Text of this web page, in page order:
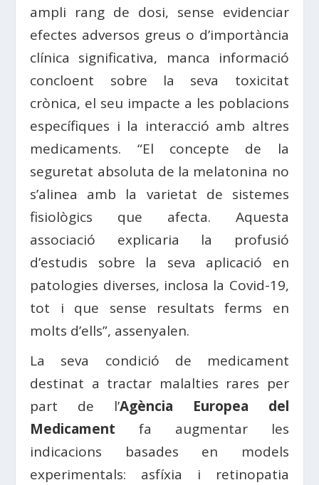
ampli rang de dosi, sense evidenciar
efectes adversos greus o d’importància
clínica significativa, manca informació
concloent sobre la seva toxicitat
crònica, el seu impacte a les poblacions
específiques i la interacció amb altres
medicaments. “El concepte de la
seguretat absoluta de la melatonina no
s’alinea amb la varietat de sistemes
fisiològics que afecta. Aquesta
associació explicaria la profusió
d’estudis sobre la seva aplicació en
patologies diverses, inclosa la Covid-19,
tot i que sense resultats ferms en
molts d’ells”, assenyalen.
La seva condició de medicament
destinat a tractar malalties rares per
part de l’Agència Europea del
Medicament fa augmentar les
indicacions basades en models
experimentals: asfíxia i retinopatia